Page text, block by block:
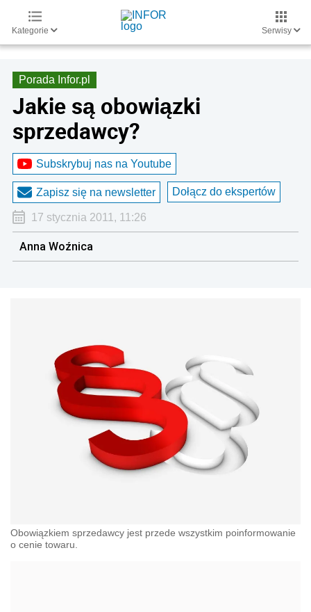
Kategorie Serwisy
Porada Infor.pl
Jakie są obowiązki
sprzedawcy?
Subskrybuj nas na Youtube
Zapisz się na newsletter Dołącz do ekspertów
17 stycznia 2011, 11:26
Anna Woźnica
Obowiązkiem sprzedawcy jest przede wszystkim poinformowanie
o cenie towaru.